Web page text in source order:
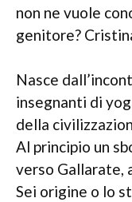
non ne vuole
genitore?
Nasce
insegnanti di
della
Al principio un
verso Gallarate,
Sei origine o lo